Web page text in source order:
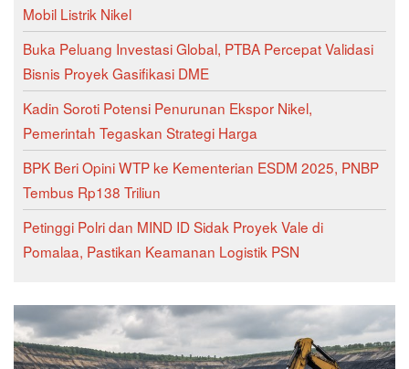
Mobil Listrik Nikel
Buka Peluang Investasi Global, PTBA Percepat Validasi
Bisnis Proyek Gasifikasi DME
Kadin Soroti Potensi Penurunan Ekspor Nikel,
Pemerintah Tegaskan Strategi Harga
BPK Beri Opini WTP ke Kementerian ESDM 2025, PNBP
Tembus Rp138 Triliun
Petinggi Polri dan MIND ID Sidak Proyek Vale di
Pomalaa, Pastikan Keamanan Logistik PSN